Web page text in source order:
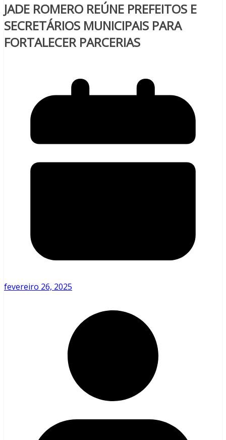
JADE ROMERO REÚNE PREFEITOS E
SECRETÁRIOS MUNICIPAIS PARA
FORTALECER PARCERIAS
fevereiro 26, 2025